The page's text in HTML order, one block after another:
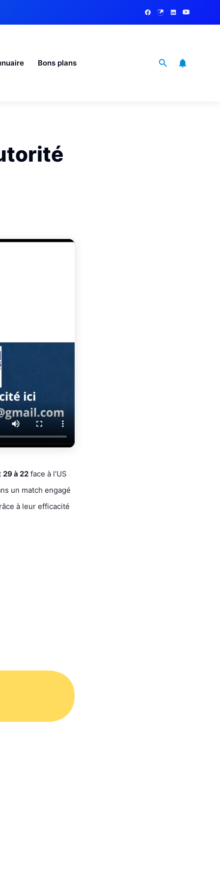
Bons plans
29 à 22 face à l’US
un match engagé
à leur efficacité